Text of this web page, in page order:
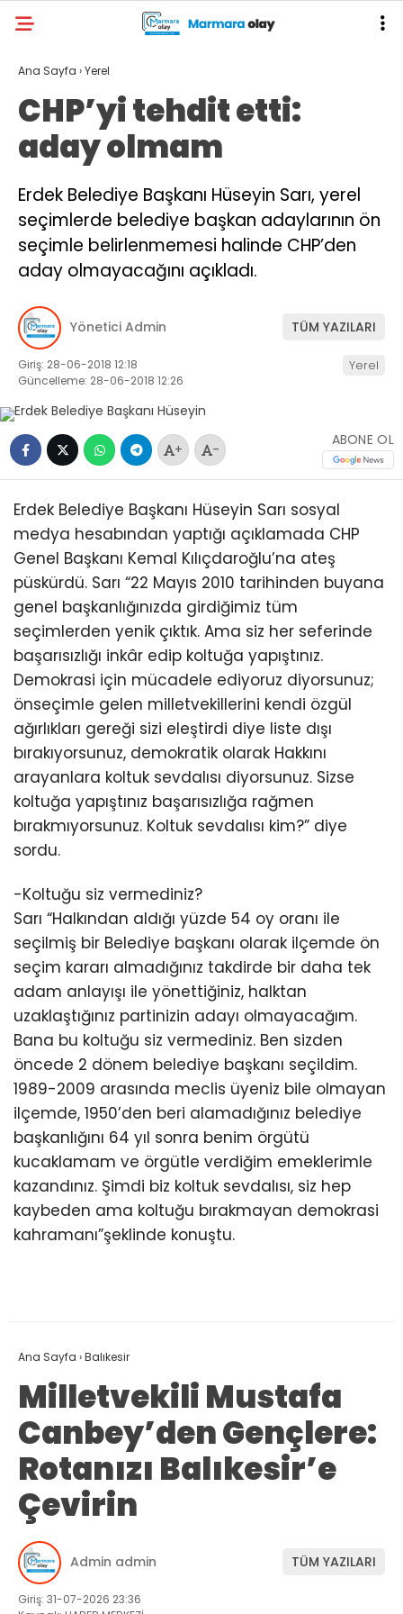
Ana Sayfa ›Yerel
CHP’yi tehdit etti:
aday olmam
Erdek Belediye Başkanı Hüseyin Sarı, yerel
seçimlerde belediye başkan adaylarının ön
seçimle belirlenmemesi halinde CHP’den
aday olmayacağını açıkladı.
Yönetici Admin TÜM YAZILARI
Giriş: 28-06-2018 12:18
Güncelleme: 28-06-2018 12:26
Yerel
+ -
ABONE OL
Erdek Belediye Başkanı Hüseyin Sarı sosyal
medya hesabından yaptığı açıklamada CHP
Genel Başkanı Kemal Kılıçdaroğlu’na ateş
püskürdü. Sarı “22 Mayıs 2010 tarihinden buyana
genel başkanlığınızda girdiğimiz tüm
seçimlerden yenik çıktık. Ama siz her seferinde
başarısızlığı inkâr edip koltuğa yapıştınız.
Demokrasi için mücadele ediyoruz diyorsunuz;
önseçimle gelen milletvekillerini kendi özgül
ağırlıkları gereği sizi eleştirdi diye liste dışı
bırakıyorsunuz, demokratik olarak Hakkını
arayanlara koltuk sevdalısı diyorsunuz. Sizse
koltuğa yapıştınız başarısızlığa rağmen
bırakmıyorsunuz. Koltuk sevdalısı kim?” diye
sordu.
-Koltuğu siz vermediniz?
Sarı “Halkından aldığı yüzde 54 oy oranı ile
seçilmiş bir Belediye başkanı olarak ilçemde ön
seçim kararı almadığınız takdirde bir daha tek
adam anlayışı ile yönettiğiniz, halktan
uzaklaştığınız partinizin adayı olmayacağım.
Bana bu koltuğu siz vermediniz. Ben sizden
öncede 2 dönem belediye başkanı seçildim.
1989-2009 arasında meclis üyeniz bile olmayan
ilçemde, 1950’den beri alamadığınız belediye
başkanlığını 64 yıl sonra benim örgütü
kucaklamam ve örgütle verdiğim emeklerimle
kazandınız. Şimdi biz koltuk sevdalısı, siz hep
kaybeden ama koltuğu bırakmayan demokrasi
kahramanı”şeklinde konuştu.
Ana Sayfa ›Balıkesir
Milletvekili Mustafa
Canbey’den Gençlere:
Rotanızı Balıkesir’e
Çevirin
Admin admin TÜM YAZILARI
Giriş: 31-07-2026 23:36